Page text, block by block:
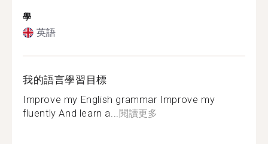
學
英語
我的語言學習目標
Improve my English grammar Improve my
fluently And learn a...閱讀更多